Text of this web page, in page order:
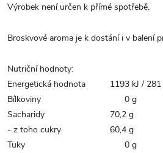
Výrobek není určen k přímé spotřebě.
Broskvové aroma je k dostání i v balení
Nutriční hodnoty:
Energetická hodnota
1193 kJ /
Bílkoviny
0 g
Sacharidy
70,2 g
- z toho cukry
60,4 g
Tuky
0 g